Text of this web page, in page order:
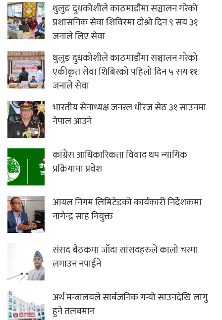
थुलुङ दुधकोशीले काठमाडौंमा सञ्चालन गरेको
प्रशासनिक सेवा शिविरमा दोश्रो दिन ९ सय ३१
जनाले लिए सेवा
थुलुङ दुधकोशीले काठमाडौंमा सञ्चालन गरेको
एकीकृत सेवा शिबिरको पहिलो दिन ५ सय ११
जनाले सेवा
भारतीय सेनाध्यक्ष जनरल धीरज सेठ ३१ साउनमा
नेपाल आउने
कांग्रेस आधिकारिकता विवाद थप न्यायिक
प्रक्रियामा प्रवेश
आयल निगम लिमिटेडको कार्यकारी निर्देशकमा
नागेन्द्र साह नियुक्त
संसद बैठकमा जाँदा सांसदहरुले कालो चस्मा
लगाउन नपाईने
अर्थ मन्त्रालयले सार्बजनिक गर्‍यो साउनदेखि लागु
हुने तलबमान